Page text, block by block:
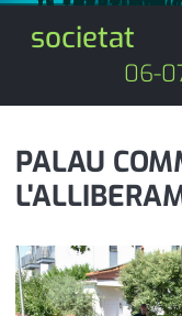
societat
06-
PALAU